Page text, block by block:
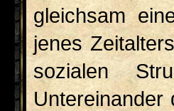
gleichsam
jenes
sozialen
Untereinander